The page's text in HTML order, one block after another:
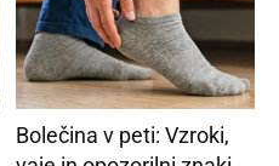
Bolečina v peti: Vzroki,